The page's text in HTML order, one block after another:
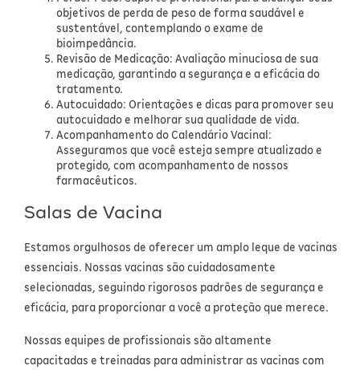
objetivos de perda de peso de forma saudável e
sustentável, contemplando o exame de
bioimpedância.
Revisão de Medicação: Avaliação minuciosa de sua
medicação, garantindo a segurança e a eficácia do
tratamento.
Autocuidado: Orientações e dicas para promover seu
autocuidado e melhorar sua qualidade de vida.
Acompanhamento do Calendário Vacinal:
Asseguramos que você esteja sempre atualizado e
protegido, com acompanhamento de nossos
farmacêuticos.
Salas de Vacina
Estamos orgulhosos de oferecer um amplo leque de vacinas
essenciais. Nossas vacinas são cuidadosamente
selecionadas, seguindo rigorosos padrões de segurança e
eficácia, para proporcionar a você a proteção que merece.
Nossas equipes de profissionais são altamente
capacitadas e treinadas para administrar as vacinas com
Fitoterápicos e Homeopáticos
Parar de fumar